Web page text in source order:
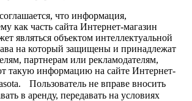
что информация,
как часть сайта Интернет-магазин
являться объектом интеллектуальной
на который защищены и принадлежат
партнерам или рекламодателям,
такую информацию на сайте Интернет-
Пользователь не вправе вносить
в аренду, передавать на условиях